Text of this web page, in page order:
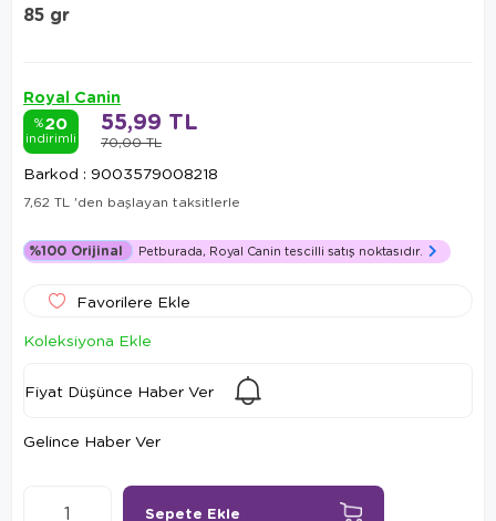
85 gr
Royal Canin
%20
indirimli 70,00 TL
55,99 TL
Barkod : 9003579008218
7,62 TL 'den başlayan taksitlerle
%100 Orijinal Petburada, Royal Canin tescilli satış noktasıdır.
Favorilere Ekle
Koleksiyona Ekle
Fiyat Düşünce Haber Ver
Gelince Haber Ver